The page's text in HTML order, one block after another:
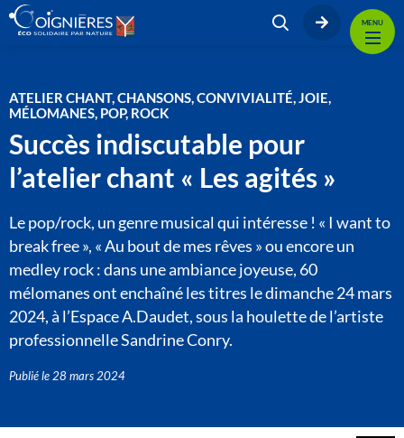
MENU
ATELIER CHANT, CHANSONS, CONVIVIALITÉ, JOIE,
MÉLOMANES, POP, ROCK
Succès indiscutable pour
l’atelier chant « Les agités »
Le pop/rock, un genre musical qui intéresse ! « I want to
break free », « Au bout de mes rêves » ou encore un
medley rock : dans une ambiance joyeuse, 60
mélomanes ont enchaîné les titres le dimanche 24 mars
2024, à l’Espace A.Daudet, sous la houlette de l’artiste
professionnelle Sandrine Conry.
Publié le 28 mars 2024